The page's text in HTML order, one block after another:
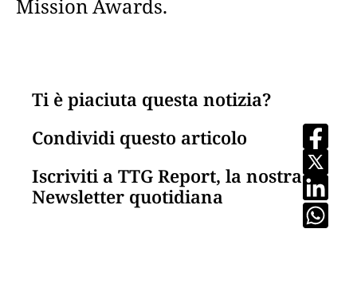
Mission Awards.
Ti è piaciuta questa notizia?
Condividi questo articolo
Iscriviti a TTG Report, la nostra
Newsletter quotidiana